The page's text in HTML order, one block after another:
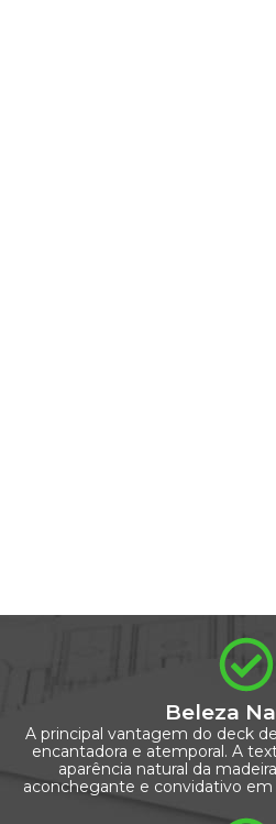
Beleza
A principal vantagem do deck
encantadora e atemporal. A
aparência natural da
aconchegante e convidativo em